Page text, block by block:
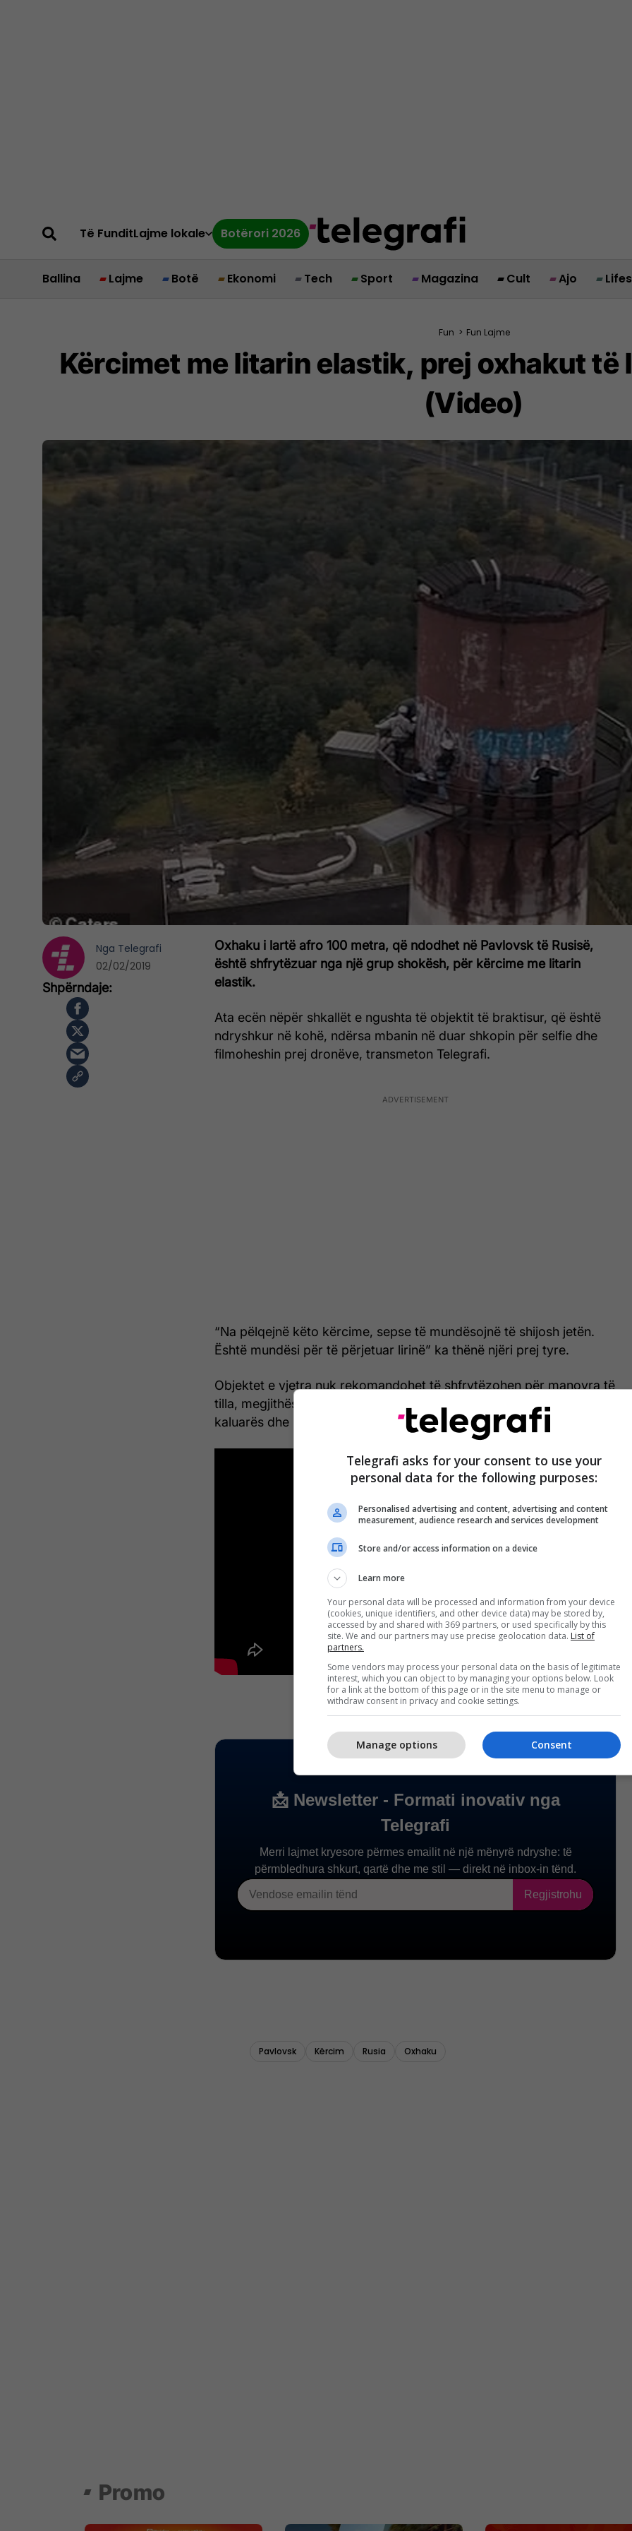
Të FunditLajme lokale Botërori 2026
Ballina Lajme Botë Ekonomi Tech Sport Magazina Cult Ajo
Fun > Fun Lajme
Kërcimet me litarin elastik, prej oxhakut të
(Video)
Oxhaku i lartë afro 100 metra, që ndodhet në Pavlovsk të Rusisë,
është shfrytëzuar nga një grup shokësh, për kërcime me litarin
elastik.
Ata ecën nëpër shkallët e ngushta të objektit të braktisur, që është
ndryshkur në kohë, ndërsa mbanin në duar shkopin për selfie dhe
filmoheshin prej dronëve, transmeton Telegrafi.
“Na pëlqejnë këto kërcime, sepse të mundësojnë të shijosh jetën.
Është mundësi për të përjetuar lirinë” ka thënë njëri prej tyre.
Objektet e vjetra nuk rekomandohet të shfrytëzohen për manovra të
tilla, megjithëse janë një mundësi për kombinime interesante mes të
kaluarës dhe modernes. /Telegrafi/
Nga Telegrafi
02/02/2019
Pavlovsk Kërcim Rusia Oxhaku
Promo
Telegrafi asks for your consent to use your
personal data for the following purposes:
Personalised advertising and content, advertising and content
measurement, audience research and services development
Store and/or access information on a device
Learn more
Your personal data will be processed and information from your device
(cookies, unique identifiers, and other device data) may be stored by,
accessed by and shared with 369 partners, or used specifically by this
site. We and our partners may use precise geolocation data. List of
partners.
Some vendors may process your personal data on the basis of legitimate
interest, which you can object to by managing your options below. Look
for a link at the bottom of this page or in the site menu to manage or
withdraw consent in privacy and cookie settings.
Consent
Manage options